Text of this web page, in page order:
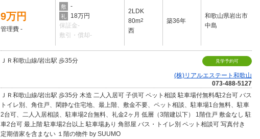
9万円
管理費 -
敷 -
礼
18万円
保証金-
敷引・償却-
2LDK
80m2
西
築36年
和歌山県岩出市
中島
ＪＲ和歌山線/岩出駅 歩35分 見学予約可
(株)リアルエステート和歌山
073-488-5127
ＪＲ和歌山線/岩出駅 歩35分 木造 二人入居可 子供可 ペット相談 駐車場付無料/駐2台可 バス
トイレ別、角住戸、閑静な住宅地、最上階、敷金不要、ペット相談、駐車場1台無料、駐車
2台可、二人入居相談、駐車場2台無料、礼金2ヶ月 低層（3階建以下） 1階住戸 敷金なし 駐
車2台可 最上階 駐車場2台以上 駐車場あり 角部屋 バス・トイレ別 ペット相談可 写真付き
定期借家を含まない １階の物件 by SUUMO